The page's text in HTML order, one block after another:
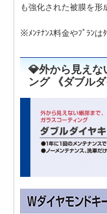
も強化された被膜を形
※ﾒﾝﾃﾅﾝｽ料金やﾌﾟﾗﾝはﾀ
💎外から見えな
ング 《ダブル